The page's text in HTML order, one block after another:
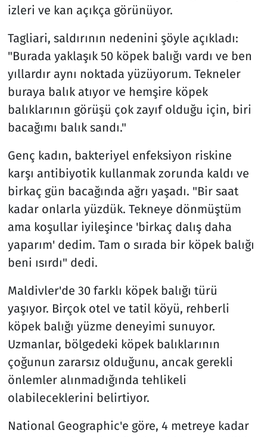
izleri ve kan açıkça görünüyor.
Tagliari, saldırının nedenini şöyle açıkladı:
"Burada yaklaşık 50 köpek balığı vardı ve ben
yıllardır aynı noktada yüzüyorum. Tekneler
buraya balık atıyor ve hemşire köpek
balıklarının görüşü çok zayıf olduğu için, biri
bacağımı balık sandı."
Genç kadın, bakteriyel enfeksiyon riskine
karşı antibiyotik kullanmak zorunda kaldı ve
birkaç gün bacağında ağrı yaşadı. "Bir saat
kadar onlarla yüzdük. Tekneye dönmüştüm
ama koşullar iyileşince 'birkaç dalış daha
yaparım' dedim. Tam o sırada bir köpek balığı
beni ısırdı" dedi.
Maldivler'de 30 farklı köpek balığı türü
yaşıyor. Birçok otel ve tatil köyü, rehberli
köpek balığı yüzme deneyimi sunuyor.
Uzmanlar, bölgedeki köpek balıklarının
çoğunun zararsız olduğunu, ancak gerekli
önlemler alınmadığında tehlikeli
olabileceklerini belirtiyor.
National Geographic'e göre, 4 metreye kadar